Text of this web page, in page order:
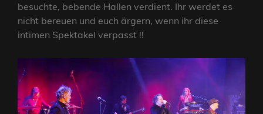
besuchte, bebende Hallen verdient. Ihr werdet es
nicht bereuen und euch ärgern, wenn ihr diese
intimen Spektakel verpasst !!